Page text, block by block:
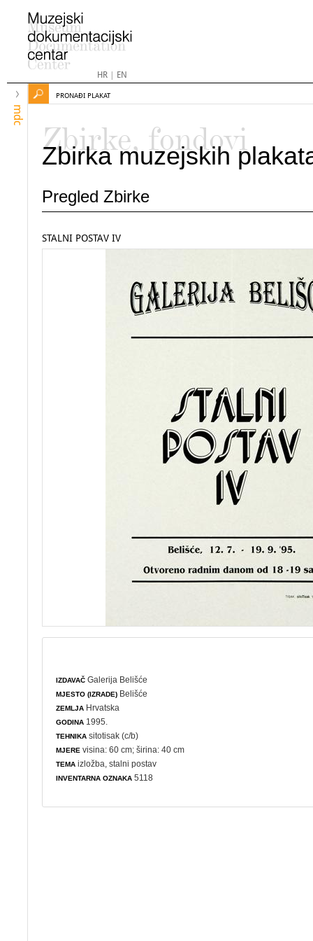
HR| EN
mdc
PRONAĐI PLAKAT
Zbirke, fondovi
Zbirka muzejskih
Pregled Zbirke
STALNI POSTAV IV
IZDAVAČ Galerija Belišće
MJESTO (IZRADE) Belišće
ZEMLJA Hrvatska
GODINA 1995.
TEHNIKA sitotisak (c/b)
MJERE visina: 60 cm; širina: 40 cm
TEMA izložba ,stalni postav
INVENTARNA OZNAKA 5118